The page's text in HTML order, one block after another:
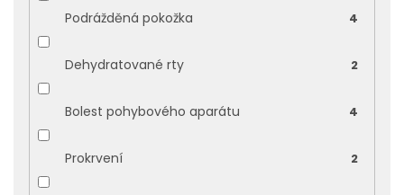
Podrážděná pokožka 4
Dehydratované rty 2
Bolest pohybového aparátu 4
Prokrvení 2